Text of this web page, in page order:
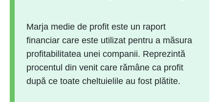
Marja medie de profit este un raport
financiar care este utilizat pentru a măsura
profitabilitatea unei companii. Reprezintă
procentul din venit care rămâne ca profit
după ce toate cheltuielile au fost plătite.